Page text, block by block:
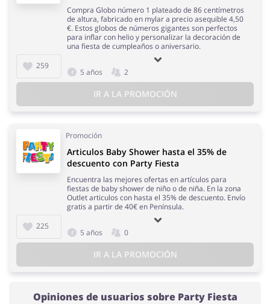
259
Compra Globo número 1 plateado de 86 centímetros
de altura, fabricado en mylar a precio asequible 4,50
€. Estos globos de números gigantes son perfectos
para inflar con helio y personalizar la decoración de
una fiesta de cumpleaños o aniversario.
5 años 2
IR A LA PROMOCIÓN
Promoción
225
Articulos Baby Shower hasta el 35% de
descuento con Party Fiesta
Encuentra las mejores ofertas en artículos para
fiestas de baby shower de niño o de niña. En la zona
Outlet articulos con hasta el 35% de descuento. Envío
gratis a partir de 40€ en Península.
5 años 0
IR A LA PROMOCIÓN
Opiniones de usuarios sobre Party Fiesta